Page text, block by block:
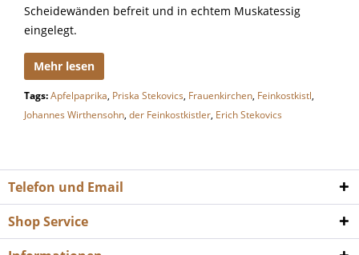
Scheidewänden befreit und in echtem Muskatessig
eingelegt.
Mehr lesen
Tags:Apfelpaprika, Priska Stekovics, Frauenkirchen, Feinkostkistl,
Johannes Wirthensohn, der Feinkostkistler, Erich Stekovics
Telefon und Email
Shop Service